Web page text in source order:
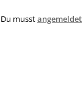
Du musstangemeldet